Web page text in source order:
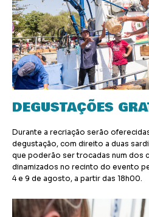
DEGUSTAÇÕES
Durante a recriação serão
degustação, com direito a duas
que poderão ser trocadas num dos
dinamizados no recinto do evento
4 e 9 de agosto, a partir das 18h00.